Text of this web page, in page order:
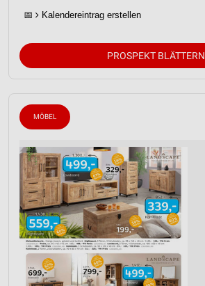
📅 Kalendereintrag erstellen
PROSPEKT BLÄTTERN
MÖBEL